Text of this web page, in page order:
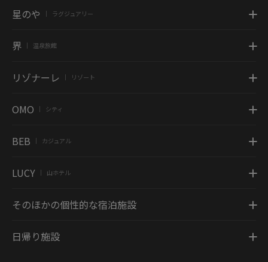
星のや ラグジュアリー
界 温泉旅館
リゾナーレ リゾート
OMO シティ
BEB カジュアル
LUCY 山ホテル
そのほかの個性的な宿泊施設
日帰り施設